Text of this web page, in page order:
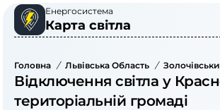
Енергосистема
Карта світла
Головна / Львівська Область /
Відключення світла у
територіальній громаді